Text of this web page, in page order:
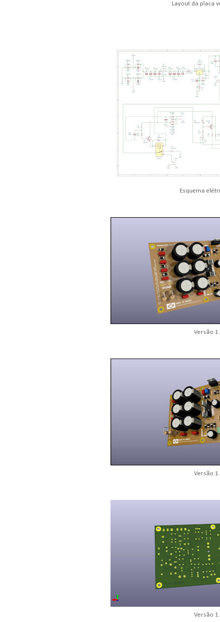
Layout da placa
Esquema
Versão
Versão
Versão